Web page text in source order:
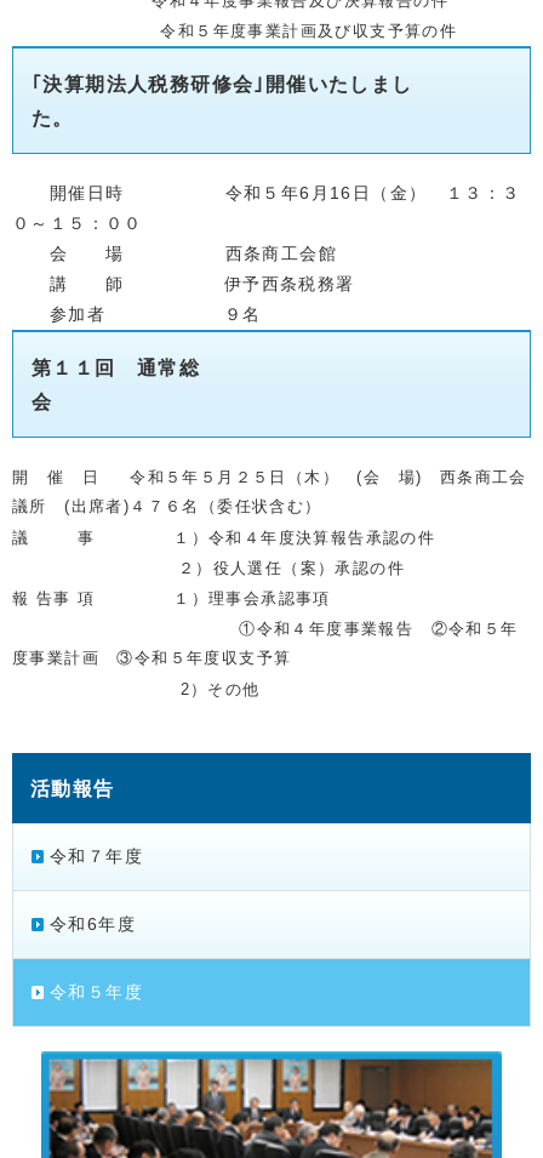
令和５年度事業計画及び収支予算の件
｢決算期法人税務研修会｣開催いたしまし
た。
開催日時 令和５年6月16日（金） １３：３
０～１５：００
会 場 西条商工会館
講 師 伊予西条税務署
参加者 ９名
第１１ 回 通常総
会
開 催 日 令和５年５月２５ 日（木） (会 場) 西条商工会
議所 (出席者)４７６名（委任状含む）
議 事 １）令和４年度決算報告承認の件
２）役人選任（案）承認の件
報 告事 項 １）理事会承認事項
①令和４年度事業報告 ②令和５年
度事業計画 ③令和５年度収支予算
2）その他
活動報告
令和７年度
令和6年度
令和５年度